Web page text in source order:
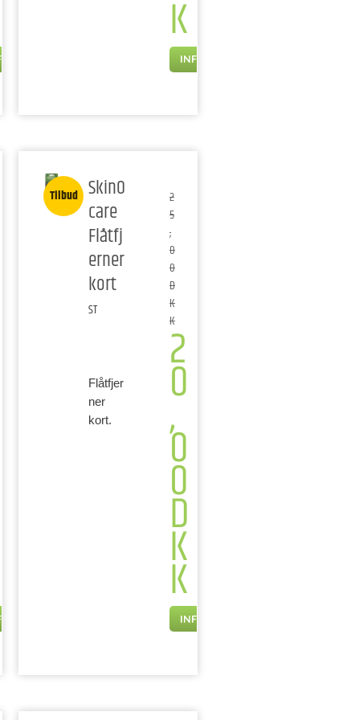
K
INFO
Tilbud SkinO
care
Flåtfj
erner
kort
ST
Flåtfjer
ner
kort.
2
5
,
0
0
D
K
K2
0
,
0
0
D
K
K
INFO